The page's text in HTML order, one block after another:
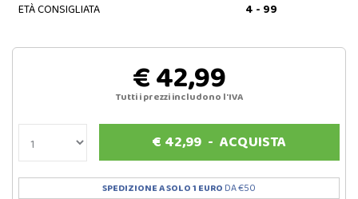
ETÀ CONSIGLIATA 4 - 99
€ 42,99
Tutti i prezzi includono l'IVA
€ 42,99 -ACQUISTA
SPEDIZIONE A SOLO 1 EURO DA €50